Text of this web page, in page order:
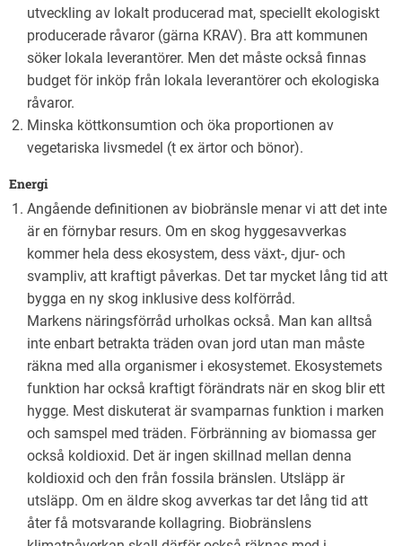
utveckling av lokalt producerad mat, speciellt ekologiskt
producerade råvaror (gärna KRAV). Bra att kommunen
söker lokala leverantörer. Men det måste också finnas
budget för inköp från lokala leverantörer och ekologiska
råvaror.
Minska köttkonsumtion och öka proportionen av
vegetariska livsmedel (t ex ärtor och bönor).
Energi
Angående definitionen av biobränsle menar vi att det inte
är en förnybar resurs. Om en skog hyggesavverkas
kommer hela dess ekosystem, dess växt-, djur- och
svampliv, att kraftigt påverkas. Det tar mycket lång tid att
bygga en ny skog inklusive dess kolförråd.
Markens näringsförråd urholkas också. Man kan alltså
inte enbart betrakta träden ovan jord utan man måste
räkna med alla organismer i ekosystemet. Ekosystemets
funktion har också kraftigt förändrats när en skog blir ett
hygge. Mest diskuterat är svamparnas funktion i marken
och samspel med träden. Förbränning av biomassa ger
också koldioxid. Det är ingen skillnad mellan denna
koldioxid och den från fossila bränslen. Utsläpp är
utsläpp. Om en äldre skog avverkas tar det lång tid att
åter få motsvarande kollagring. Biobränslens